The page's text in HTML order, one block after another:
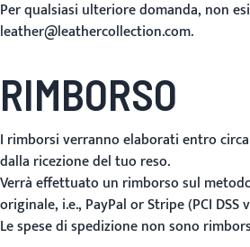
Per qualsiasi ulteriore domanda, non
leather@leathercollection.com.
RIMBORSO
I rimborsi verranno elaborati entro
dalla ricezione del tuo reso.
Verrà effettuato un rimborso sul
originale, i.e., PayPal or Stripe (PCI DSS
Le spese di spedizione non sono